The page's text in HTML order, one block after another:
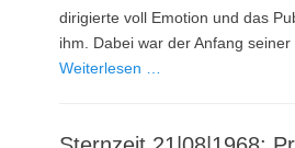
dirigierte voll Emotion und das
ihm. Dabei war der Anfang
Weiterlesen …